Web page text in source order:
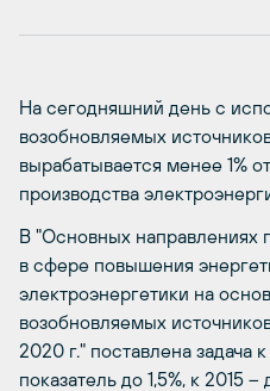
На сегодняшний день с
возобновляемых
вырабатывается менее 1%
производства
В "Основных направлениях
в сфере повышения
электроэнергетики на
возобновляемых
2020 г." поставлена задача
показатель до 1,5%, к 2015